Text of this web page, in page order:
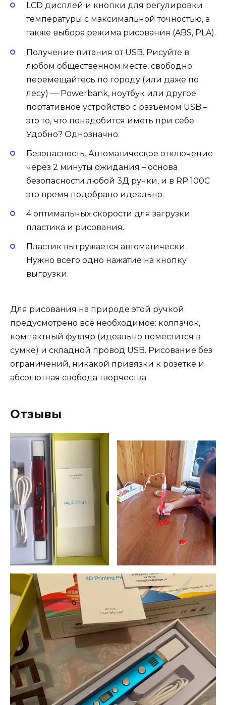
LCD дисплей и кнопки для регулировки
температуры с максимальной точностью, а
также выбора режима рисования (ABS, PLA).
Получение питания от USB. Рисуйте в
любом общественном месте, свободно
перемещайтесь по городу (или даже по
лесу) — Powerbank, ноутбук или другое
портативное устройство с разъемом USB –
это то, что понадобится иметь при себе.
Удобно? Однозначно.
Безопасность. Автоматическое отключение
через 2 минуты ожидания – основа
безопасности любой 3Д ручки, и в RP 100C
это время подобрано идеально.
4 оптимальных скорости для загрузки
пластика и рисования.
Пластик выгружается автоматически.
Нужно всего одно нажатие на кнопку
выгрузки.
Для рисования на природе этой ручкой
предусмотрено всё необходимое: колпачок,
компактный футляр (идеально поместится в
сумке) и складной провод USB. Рисование без
ограничений, никакой привязки к розетке и
абсолютная свобода творчества.
Отзывы